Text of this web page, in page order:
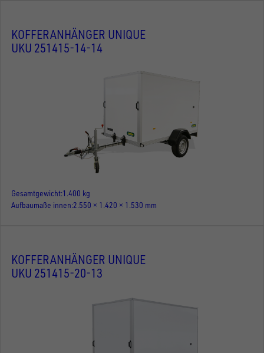
KOFFERANHÄNGER UNIQUE
UKU 251415-14-14
Gesamtgewicht 1.400 kg
Aufbaumaße innen 2.550 × 1.420 × 1.530 mm
KOFFERANHÄNGER UNIQUE
UKU 251415-20-13